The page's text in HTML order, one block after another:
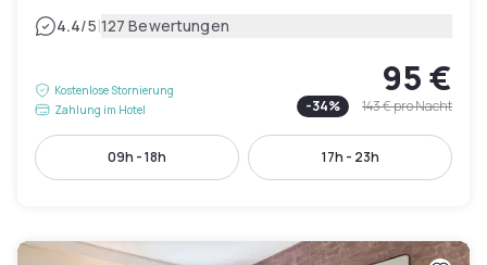
4.4/5|127 Bewertungen
Kostenlose Stornierung
Zahlung im Hotel
95 €
-34% 143 €pro Nacht
09h - 18h 17h - 23h